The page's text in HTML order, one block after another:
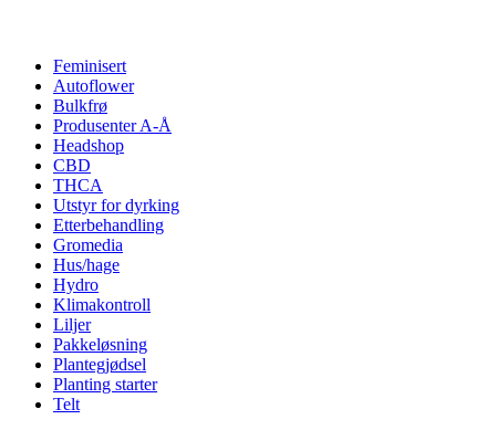
Feminisert
Autoflower
Bulkfrø
Produsenter A-Å
Headshop
CBD
THCA
Utstyr for dyrking
Etterbehandling
Gromedia
Hus/hage
Hydro
Klimakontroll
Liljer
Pakkeløsning
Plantegjødsel
Planting starter
Telt